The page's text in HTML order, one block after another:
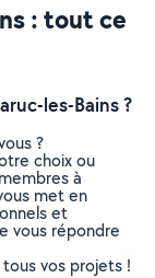
: tout ce
les-Bains ?
?
choix ou
à
met en
et
vous répondre
vos projets !